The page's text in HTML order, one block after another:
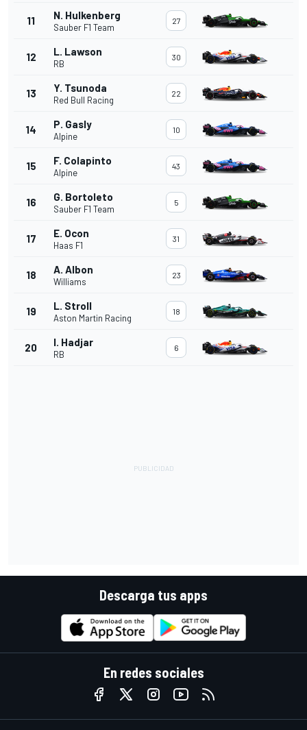
11 N. Hulkenberg
Sauber F1 Team
27
12 L. Lawson
RB
30
13 Y. Tsunoda
Red Bull Racing
22
14 P. Gasly
Alpine
10
15 F. Colapinto
Alpine
43
16 G. Bortoleto
Sauber F1 Team
5
17 E. Ocon
Haas F1
31
18 A. Albon
Williams
23
19 L. Stroll
Aston Martin Racing
18
20 I. Hadjar
RB
6
Descarga tus apps
En redes sociales